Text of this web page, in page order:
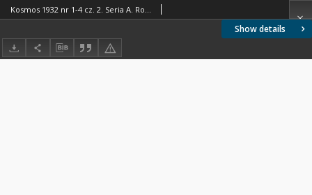
Show details
Kosmos 1932 nr 1-4 cz. 2. Seria A. Rozprawy